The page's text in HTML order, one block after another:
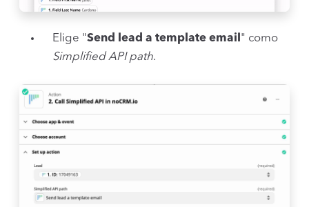
Elige "Send lead a template email " como
Simplified API path.